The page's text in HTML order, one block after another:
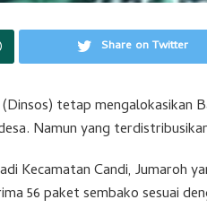
Share on Twitter
tetap mengalokasikan
Namun yang
Kecamatan Candi, Jumaroh
56 paket sembako sesuai